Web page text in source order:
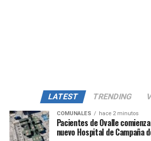
LATEST TRENDING
COMUNALES hace 2 minutos
Pacientes de Ovalle
nuevo Hospital de Campaña